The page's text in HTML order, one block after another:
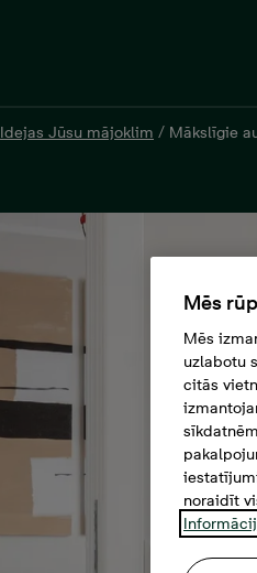
Idejas Jūsu mājoklim / Mākslīgie
Mēs
Mēs
uzlabotu
citās
noraidīt